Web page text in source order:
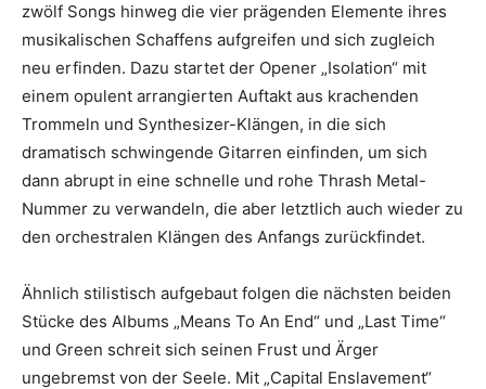
zwölf Songs hinweg die vier prägenden Elemente ihres
musikalischen Schaffens aufgreifen und sich zugleich
neu erfinden. Dazu startet der Opener „Isolation“ mit
einem opulent arrangierten Auftakt aus krachenden
Trommeln und Synthesizer-Klängen, in die sich
dramatisch schwingende Gitarren einfinden, um sich
dann abrupt in eine schnelle und rohe Thrash Metal-
Nummer zu verwandeln, die aber letztlich auch wieder zu
den orchestralen Klängen des Anfangs zurückfindet.
Ähnlich stilistisch aufgebaut folgen die nächsten beiden
Stücke des Albums „Means To An End“ und „Last Time“
und Green schreit sich seinen Frust und Ärger
ungebremst von der Seele. Mit „Capital Enslavement“